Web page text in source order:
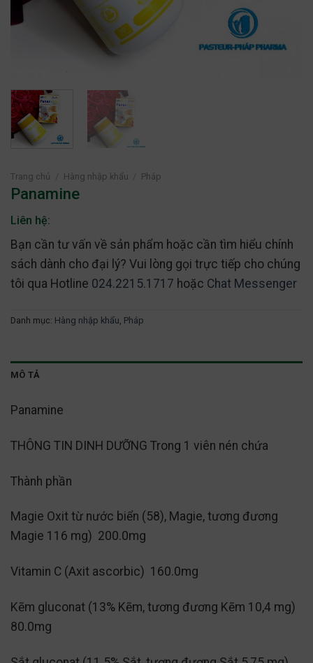
Trang chủ Hàng nhập khẩu Pháp
Panamine
Liên hệ:
Bạn cần tư vấn về sản phẩm hoặc cần tìm hiểu chính
sách dành cho đại lý? Vui lòng gọi trực tiếp cho chúng
tôi qua Hotline 024.2215.1717 hoặc Chat Messenger
Danh mục: Hàng nhập khẩu, Pháp
MÔ TẢ
Panamine
THÔNG TIN DINH DƯỠNG Trong 1 viên nén chứa
Thành phần
Magie Oxit từ nước biển (58), Magie, tương đương
Magie 116 mg) 200.0mg
Vitamin C (Axit ascorbic) 160.0mg
Kẽm gluconat (13% Kẽm, tương đương Kẽm 10,4 mg)
80.0mg